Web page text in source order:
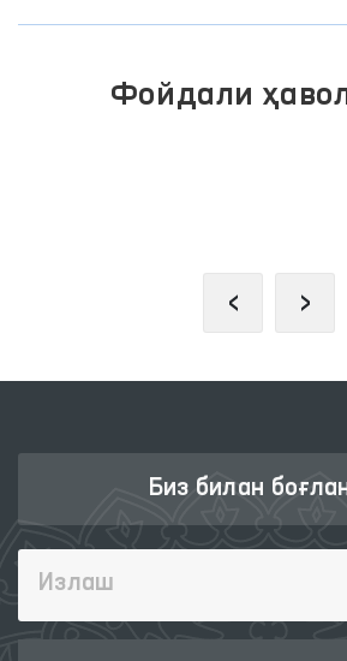
Фойдали
‹ ›
Биз билан